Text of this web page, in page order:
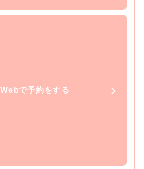
Webで予約をする